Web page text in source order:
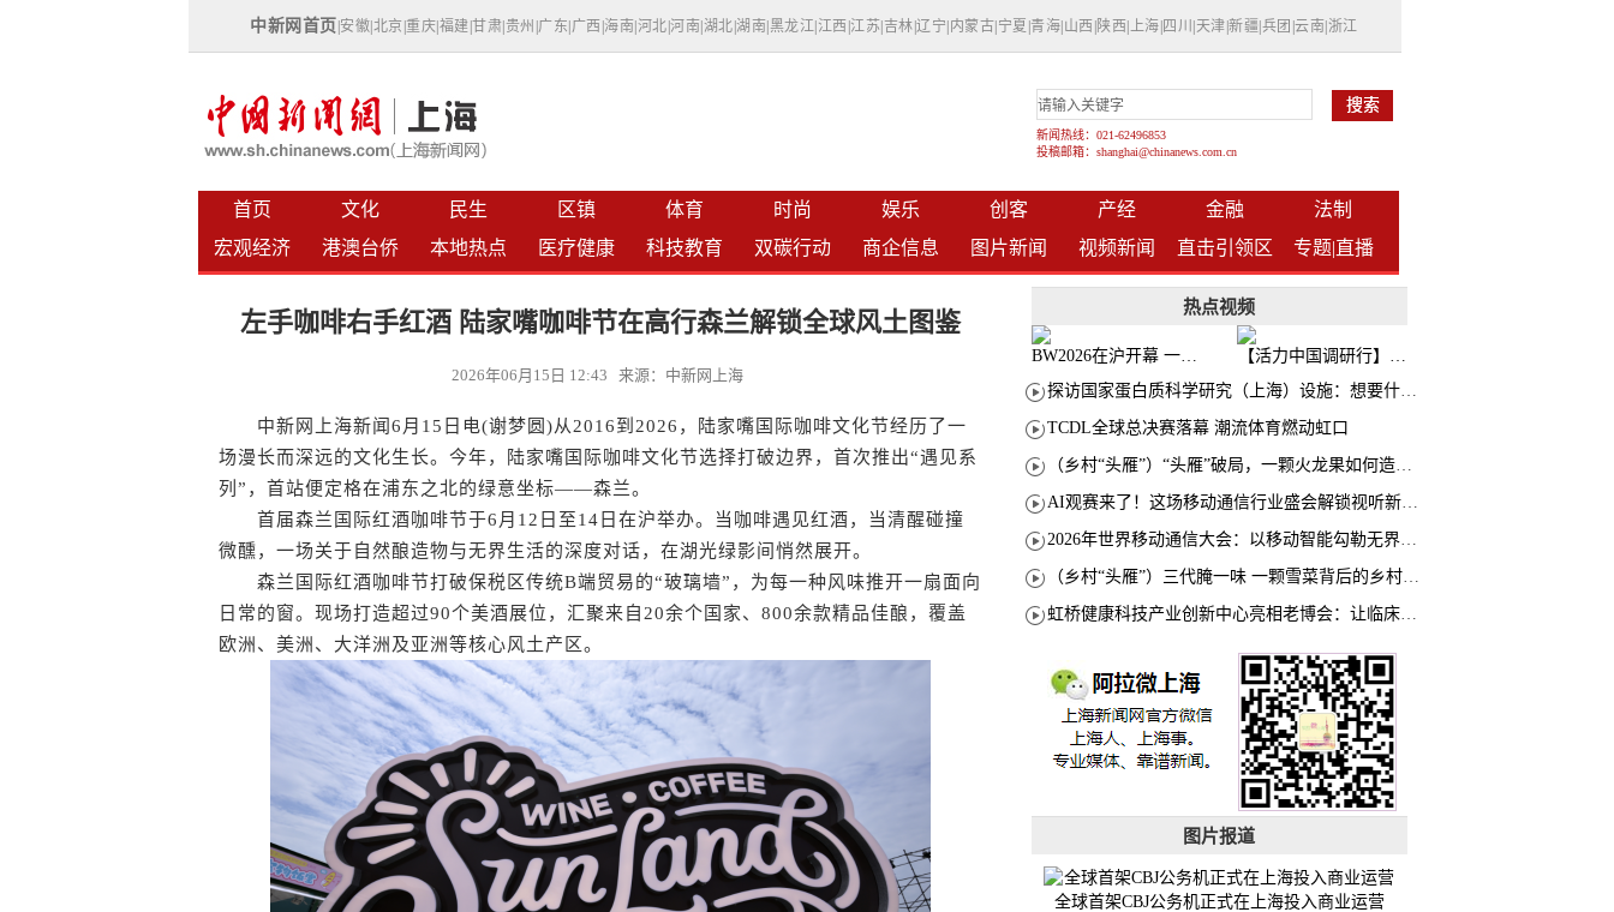
中新网首页 安徽 北京 |重庆 福建 |甘肃 贵州 广东 广西 海南 河北 |河南 湖北 |湖南 黑龙江 江西 江苏 吉林 |辽宁 内蒙古 宁夏 青海 山西 陕西 上海 四川 天津 |新疆 兵团 |云南 浙江
新闻热线：021-62496853
投稿邮箱：shanghai@chinanews.com.cn
首页 文化 民生 区镇 体育 时尚 娱乐 创客 产经 金融
法制
宏观经济
港澳台侨 本地热点 医疗健康 科技教育 双碳行动 商企信息 图片新闻 视频新闻 直击引领区 专题|直播
左手咖啡右手红酒 陆家嘴咖啡节在高行森兰解锁全球风土图鉴
2026年06月15日 12:43 来源：中新网上海
中新网上海新闻6月15日电(谢梦圆)从2016到2026，陆家嘴国际咖啡文化节经历了一
场漫长而深远的文化生长。今年，陆家嘴国际咖啡文化节选择打破边界，首次推出“遇见系
列”，首站便定格在浦东之北的绿意坐标——森兰。
首届森兰国际红酒咖啡节于6月12日至14日在沪举办。当咖啡遇见红酒，当清醒碰撞
微醺，一场关于自然酿造物与无界生活的深度对话，在湖光绿影间悄然展开。
森兰国际红酒咖啡节打破保税区传统B端贸易的“玻璃墙”，为每一种风味推开一扇面向
日常的窗。现场打造超过90个美酒展位，汇聚来自20余个国家、800余款精品佳酿，覆盖
欧洲、美洲、大洋洲及亚洲等核心风土产区。
热点视频
BW2026在沪开幕 一众次元品牌集中发布全新企划
【活力中国调研行】上海机器人研究院以技术标准撬动长三角智造协同
探访国家蛋白质科学研究（上海）设施：想要什么蛋白 AI直接设计合成
TCDL全球总决赛落幕 潮流体育燃动虹口
（乡村“头雁”）“头雁”破局，一颗火龙果如何造就沪上乡村特色产业化路径
AI观赛来了！这场移动通信行业盛会解锁视听新玩法
2026年世界移动通信大会：以移动智能勾勒无界普惠新愿景
（乡村“头雁”）三代腌一味 一颗雪菜背后的乡村致富经
虹桥健康科技产业创新中心亮相老博会：让临床“需求”定义银发经济新生态
图片报道
全球首架CBJ公务机正式在上海投入商业运营